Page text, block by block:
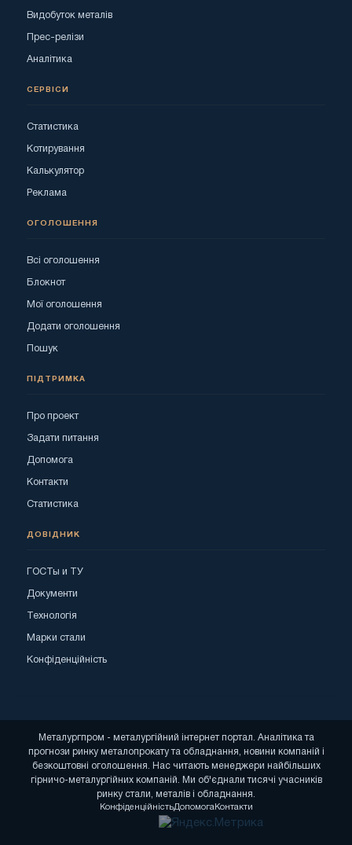
Видобуток металів
Прес-релізи
Аналітика
СЕРВІСИ
Статистика
Котирування
Калькулятор
Реклама
ОГОЛОШЕННЯ
Всі оголошення
Блокнот
Мої оголошення
Додати оголошення
Пошук
ПІДТРИМКА
Про проект
Задати питання
Допомога
Контакти
Статистика
ДОВІДНИК
ГОСТы и ТУ
Документи
Технологія
Марки стали
Конфіденційність
Металургпром - металургійний інтернет портал. Аналітика та
прогнози ринку металопрокату та обладнання, новини компаній і
безкоштовні оголошення. Нас читають менеджери найбільших
гірничо-металургійних компаній. Ми об'єднали тисячі учасників
ринку стали, металів і обладнання.
КонфіденційністьДопомогаКонтакти